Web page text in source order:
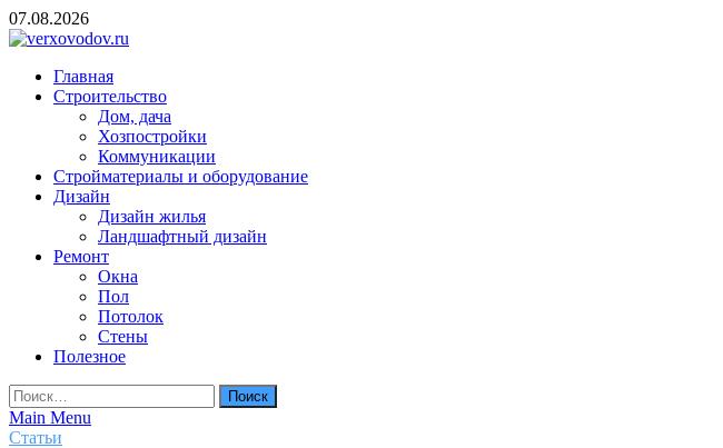
Skip
to
07.08.2026
verxovodov.ru
Ремонт и строительство
Главная
Строительство
Дом, дача
Хозпостройки
Коммуникации
Стройматериалы и оборудование
Дизайн
Дизайн жилья
Ландшафтный дизайн
Ремонт
Окна
Пол
Потолок
Стены
Полезное
Найти:
Main Menu
Статьи